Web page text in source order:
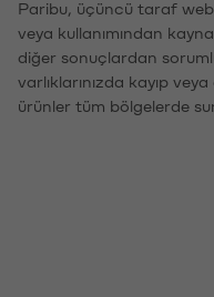
Paribu, üçüncü taraf
veya kullanımından
diğer sonuçlardan
varlıklarınızda kayıp
ürünler tüm bölgelerde